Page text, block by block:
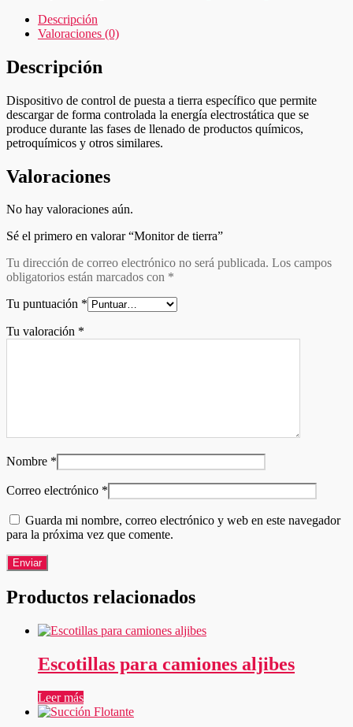
Descripción
Valoraciones (0)
Descripción
Dispositivo de control de puesta a tierra específico que permite
descargar de forma controlada la energía electrostática que se
produce durante las fases de llenado de productos químicos,
petroquímicos y otros similares.
Valoraciones
No hay valoraciones aún.
Sé el primero en valorar “Monitor de tierra”
Tu dirección de correo electrónico no será publicada. Los campos
obligatorios están marcados con *
Tu puntuación *
Tu valoración *
Nombre *
Correo electrónico *
Guarda mi nombre, correo electrónico y web en este navegador
para la próxima vez que comente.
Productos relacionados
Escotillas para camiones aljibes
Leer más